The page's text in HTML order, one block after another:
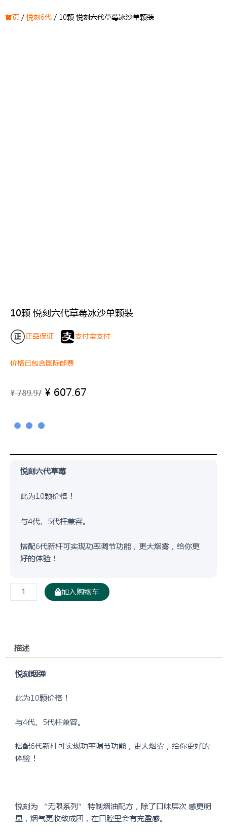
首页 / 悦刻6代 / 10颗 悦刻六代草莓冰沙单颗装
10颗 悦刻六代草莓冰沙单颗装
正品保证 支付宝支付
价格已包含国际邮费
¥789.97 原
¥ 789.97。
¥ 607.67
¥ 607.67。
悦刻六代草莓
此为10颗价格！
与4代、5代杆兼容。
搭配6代新杆可实现功率调节功能，更大烟雾，给你更
好的体验！
颗
代
莓
沙
颗
数
量
加入购物车
描述
悦刻烟弹
此为10颗价格！
与4代、5代杆兼容。
搭配6代新杆可实现功率调节功能，更大烟雾，给你更好的
体验！
悦刻为 “无限系列” 特制烟油配方，除了口味层次 感更明
显，烟气更收敛成团，在口腔里会有充盈感。